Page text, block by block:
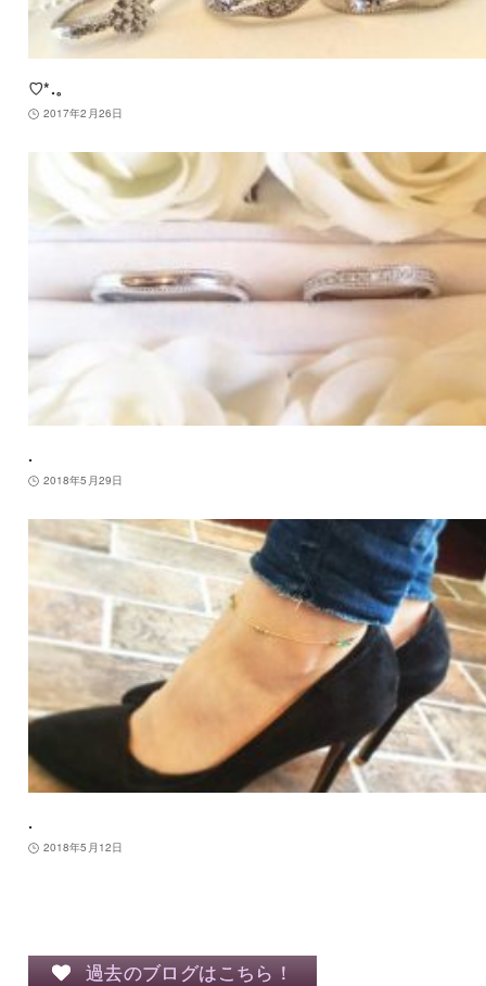
♡*.。
2017年2月26日
.
2018年5月29日
.
2018年5月12日
過去のブログはこちら！